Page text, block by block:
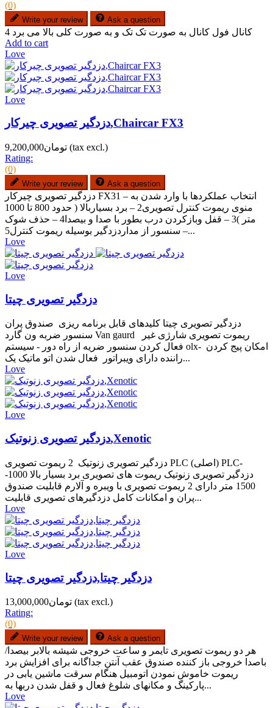
(0)
Write your review Ask a question
4 کانال فول کانال به صورت تک تک و به صورت کلی بالا می برد
Add to cart
Love
Love
دزدگیر تصویری چیرکار,Chaircar FX3
تومان9,200,000 (tax excl.)
Rating:
(0)
Write your review Ask a question
دزدگیر تصویری چیرکار FX31 – انتخاب عملکردها با وارد شدن به
منوی ریموت کنترل تصویری2 – برد بسیاربالا ( حدود 800 تا 1000
متر )3 – قفل وبازکردن درب بطور با صدا و بیصدا4 – حذف شوک
سنسور از مداردزدگیر بوسیله ریموت کنترل5 –...
Love
Love
دزدگیر تصویری چیتا
دزدگیر تصویری چیتا کلیدهای قابل برنامه ریزی صندوق پران
سنسور ضربه ون گارد Van gaurd ریموت تصویری شارژی غیر
فعال کردن سنسور ضریه از راه دور - سیستم olx- امکان پیج کردن
راننده دارای ویبراتور فعال شدن اتو ماتیک یک...
Love
Love
دزدگیر تصویری زنوتیک,Xenotic
دزدگیر تصویری زنوتیک 2 ریموت تصویری PLC (اصلی) PLC-
دزدگیر تصویری زنوتیک ریموت های تصویری برد بسیار بالا 1000-
1500 متر دارای 2 ریموت تصویری با ویبره و آلارم قابلیت صندوق
پران و امکانات کامل دزدگیرهای تصویری قابلیت...
Love
Love
دزدگیر چیتا,دزدگیر تصویری چیتا
تومان13,000,000 (tax excl.)
Rating:
(0)
Write your review Ask a question
هر دو ریموت تصویری تایمر و ساعت خروجی شیشه بالابر بیصدا/
باصدا خروجی باز کننده صندوق عقب آنتن جداگانه برای افزایش برد
ریموت خاموش نمودن اتومبیل هنگام سرقت ماشین یابی در
پارکینگ و مکانهای شلوغ فعال و قفل شدن دربها به...
Love